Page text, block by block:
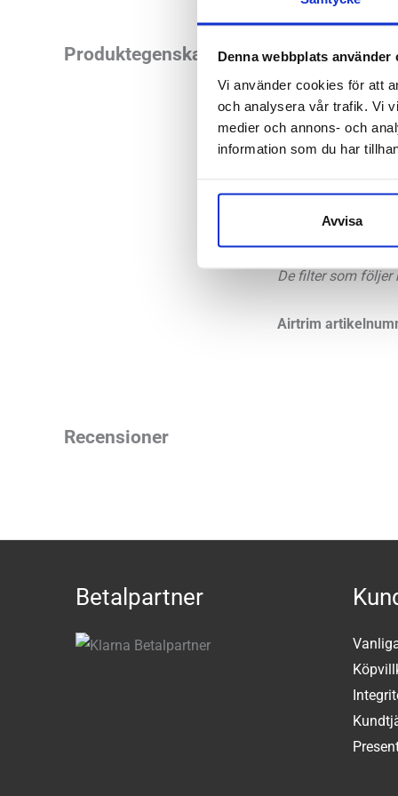
Denna webbplats använder
Vi använder cookies för att
och analysera vår trafik. Vi
medier och annons- och
information som du har
Avvisa
Produktegenskaper
Airtrim Astma
återvinner mest
från -20°C till
Astmamodellen
pulshöjande
runt nacken. Alla
De filter som följer
Airtrim
Recensioner
Betalpartner